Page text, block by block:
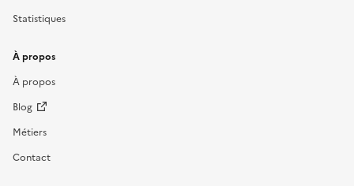
Statistiques
À propos
À propos
Blog
Métiers
Contact